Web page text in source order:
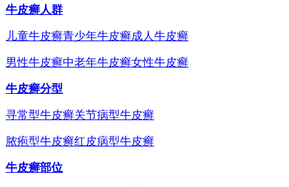
牛皮癣人群
儿童牛皮癣青少年牛皮癣成人牛皮癣
男性牛皮癣中老年牛皮癣女性牛皮癣
牛皮癣分型
寻常型牛皮癣关节病型牛皮癣
脓疱型牛皮癣红皮病型牛皮癣
牛皮癣部位